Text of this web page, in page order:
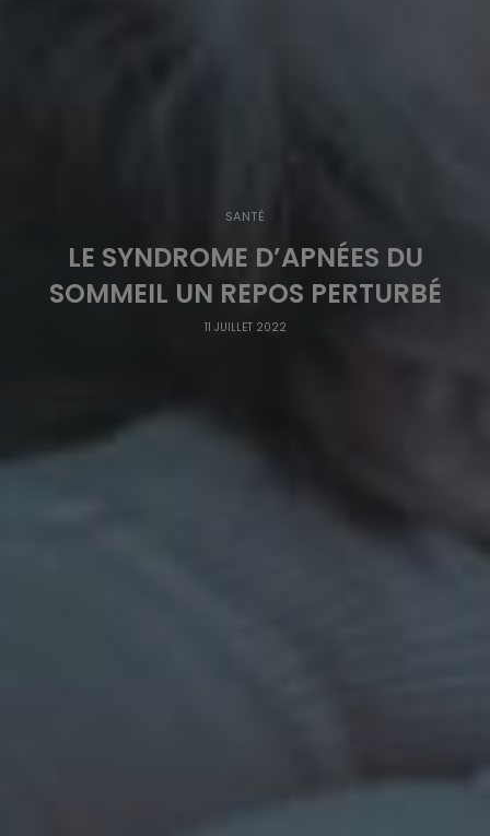
SANTÉ
LE SYNDROME D’APNÉES DU
SOMMEIL UN REPOS PERTURBÉ
11 JUILLET 2022